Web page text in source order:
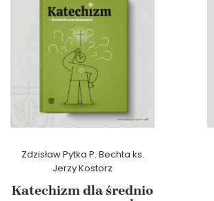
Zdzisław Pytka P. Bechta ks.
Jerzy Kostorz
Katechizm dla średnio